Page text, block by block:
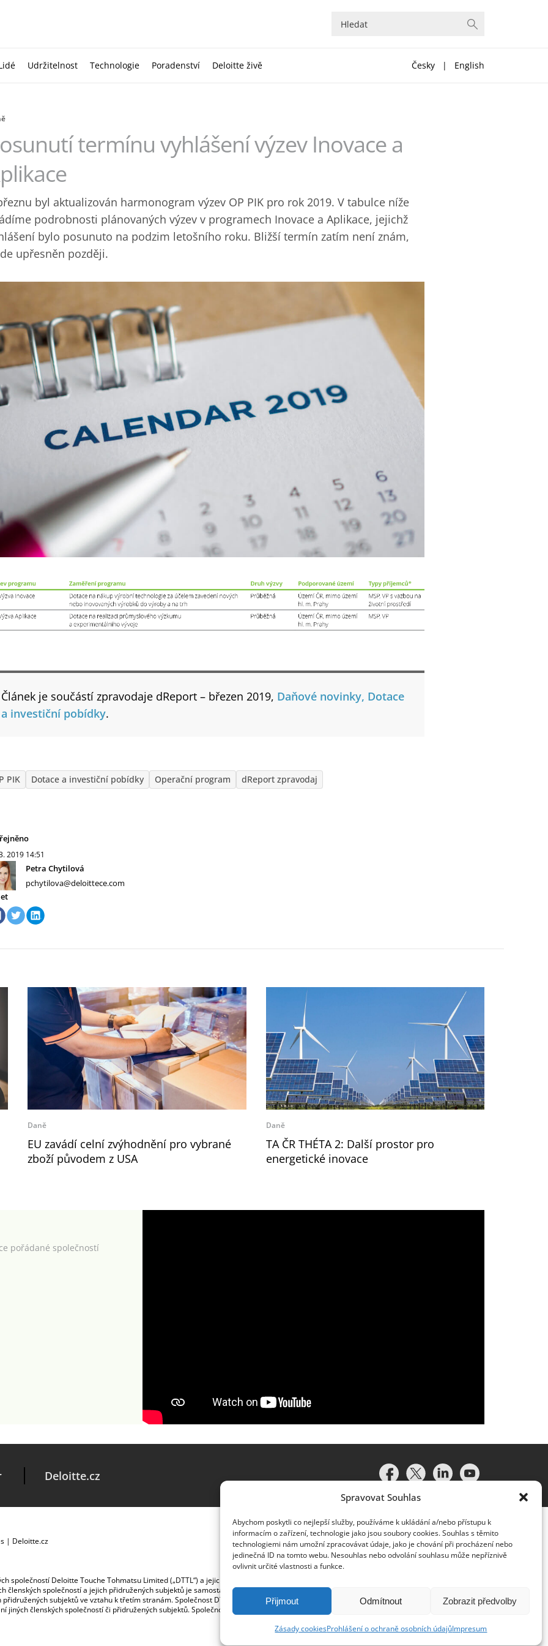
Spravovat Souhlas
Abychom poskytli co nejlepší služby, používáme k ukládání a/nebo přístupu k
informacím o zařízení, technologie jako jsou soubory cookies. Souhlas s těmito
technologiemi nám umožní zpracovávat údaje, jako je chování při procházení nebo
jedinečná ID na tomto webu. Nesouhlas nebo odvolání souhlasu může nepříznivě
ovlivnit určité vlastnosti a funkce.
Přijmout Odmítnout Zobrazit předvolby
Zásady cookiesProhlášení o ochraně osobních údajůImpresum
Udržitelnost Technologie Poradenství Deloitte živě Česky | English
termínu vyhlášení výzev Inovace a
byl aktualizován harmonogram výzev OP PIK pro rok 2019. V tabulce níže
podrobnosti plánovaných výzev v programech Inovace a Aplikace, jejichž
bylo posunuto na podzim letošního roku. Bližší termín zatím není znám,
upřesněn později.
Článek je součástí zpravodaje dReport – březen 2019, Daňové novinky, Dotace
a investiční pobídky.
PIK Dotace a investiční pobídky Operační program dReport zpravodaj
2019 14:51
Petra Chytilová
pchytilova@deloittece.com
Daně
EU zavádí celní zvýhodnění pro vybrané
zboží původem z USA
Daně
TA ČR THÉTA 2: Další prostor pro
energetické inovace
pořádané společností
Deloitte.cz
| Deloitte.cz
společností Deloitte Touche Tohmatsu Limited („DTTL“) a jejich dceřiné a přidružené subjekty (souhrnně „organizace Deloitte“). Společnost
členských společností a jejich přidružených subjektů je samostatným a nezávislým právním subjektem, který není oprávněn zavazovat nebo
subjektů ve vztahu k třetím stranám. Společnost DTTL a každá členská společnost a přidružený subjekt nese odpovědnost pouze
jiných členských společností či přidružených subjektů. Společnost DTTL služby klientům neposkytuje. Více informací najdete na adrese